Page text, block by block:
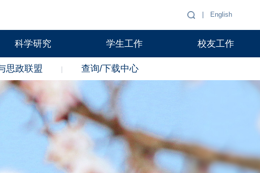
English
科学研究 学生工作 校友工作
思政联盟 | 查询/下载中心